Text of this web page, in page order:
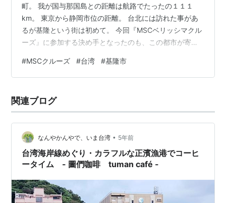
町。 我が国与那国島との距離は航路でたったの１１１
km。 東京から静岡市位の距離。 台北には訪れた事があ
るが基隆という街は初めて。 今回『MSCベリッシマクル
ーズ』に参加する決め手となったのも、この都市が寄港
観光、お立ち寄りスポットでもある。 基隆港で下船して
すぐのところに台湾鉄道の駅がある。 台北に行きたい方
我々はUverでタクシーを呼び『正浜漁港彩色街屋』へ。
楽天モバイルが海外でも繋がるので助かる。 台湾のUver
#MSCクルーズ #台湾 #基隆市
関連ブログ
なんやかんやで、いま台湾 • 5年前
台湾海岸線めぐり・カラフルな正濱漁港でコーヒ
ータイム - 圖們咖啡 tuman café -